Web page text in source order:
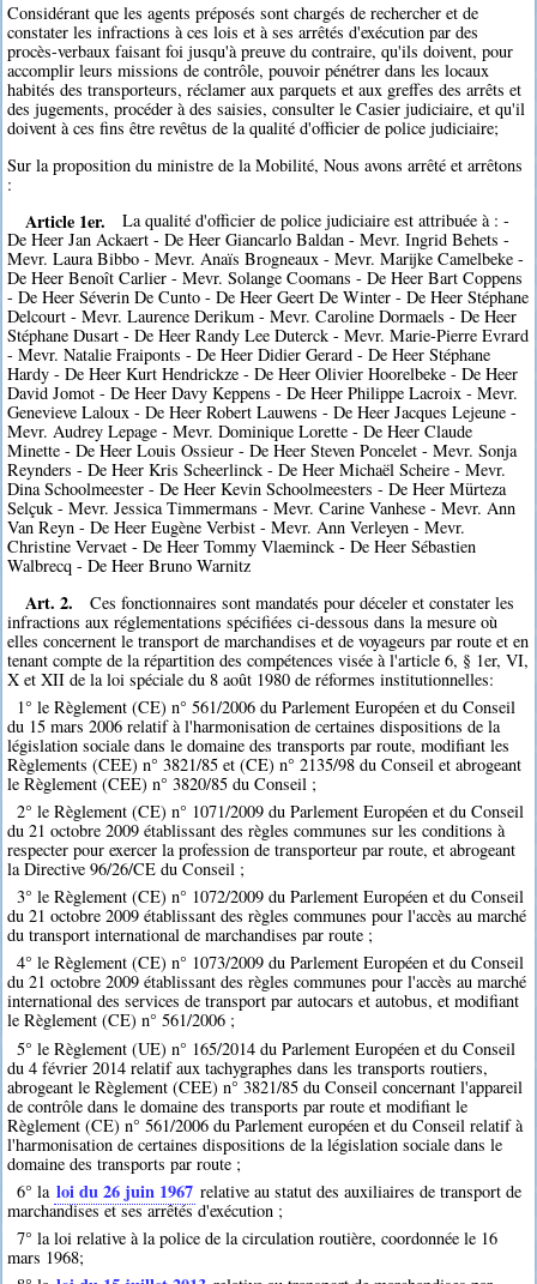
Considérant que les agents préposés sont chargés de rechercher et de
constater les infractions à ces lois et à ses arrêtés d'exécution par des
procès-verbaux faisant foi jusqu'à preuve du contraire, qu'ils doivent, pour
accomplir leurs missions de contrôle, pouvoir pénétrer dans les locaux
habités des transporteurs, réclamer aux parquets et aux greffes des arrêts et
des jugements, procéder à des saisies, consulter le Casier judiciaire, et qu'il
doivent à ces fins être revêtus de la qualité d'officier de police judiciaire;
Sur la proposition du ministre de la Mobilité, Nous avons arrêté et arrêtons
:
Article 1er.
La qualité d'officier de police judiciaire est attribuée à : -
De Heer Jan Ackaert - De Heer Giancarlo Baldan - Mevr. Ingrid Behets -
Mevr. Laura Bibbo - Mevr. Anaïs Brogneaux - Mevr. Marijke Camelbeke -
De Heer Benoît Carlier - Mevr. Solange Coomans - De Heer Bart Coppens
- De Heer Séverin De Cunto - De Heer Geert De Winter - De Heer Stéphane
Delcourt - Mevr. Laurence Derikum - Mevr. Caroline Dormaels - De Heer
Stéphane Dusart - De Heer Randy Lee Duterck - Mevr. Marie-Pierre Evrard
- Mevr. Natalie Fraiponts - De Heer Didier Gerard - De Heer Stéphane
Hardy - De Heer Kurt Hendrickze - De Heer Olivier Hoorelbeke - De Heer
David Jomot - De Heer Davy Keppens - De Heer Philippe Lacroix - Mevr.
Genevieve Laloux - De Heer Robert Lauwens - De Heer Jacques Lejeune -
Mevr. Audrey Lepage - Mevr. Dominique Lorette - De Heer Claude
Minette - De Heer Louis Ossieur - De Heer Steven Poncelet - Mevr. Sonja
Reynders - De Heer Kris Scheerlinck - De Heer Michaël Scheire - Mevr.
Dina Schoolmeester - De Heer Kevin Schoolmeesters - De Heer Mürteza
Selçuk - Mevr. Jessica Timmermans - Mevr. Carine Vanhese - Mevr. Ann
Van Reyn - De Heer Eugène Verbist - Mevr. Ann Verleyen - Mevr.
Christine Vervaet - De Heer Tommy Vlaeminck - De Heer Sébastien
Walbrecq - De Heer Bruno Warnitz
Art. 2.
Ces fonctionnaires sont mandatés pour déceler et constater les
infractions aux réglementations spécifiées ci-dessous dans la mesure où
elles concernent le transport de marchandises et de voyageurs par route et en
tenant compte de la répartition des compétences visée à l'article 6, § 1er, VI,
X et XII de la loi spéciale du 8 août 1980 de réformes institutionnelles:
1° le Règlement (CE) n° 561/2006 du Parlement Européen et du Conseil
du 15 mars 2006 relatif à l'harmonisation de certaines dispositions de la
législation sociale dans le domaine des transports par route, modifiant les
Règlements (CEE) n° 3821/85 et (CE) n° 2135/98 du Conseil et abrogeant
le Règlement (CEE) n° 3820/85 du Conseil ;
2° le Règlement (CE) n° 1071/2009 du Parlement Européen et du Conseil
du 21 octobre 2009 établissant des règles communes sur les conditions à
respecter pour exercer la profession de transporteur par route, et abrogeant
la Directive 96/26/CE du Conseil ;
3° le Règlement (CE) n° 1072/2009 du Parlement Européen et du Conseil
du 21 octobre 2009 établissant des règles communes pour l'accès au marché
du transport international de marchandises par route ;
4° le Règlement (CE) n° 1073/2009 du Parlement Européen et du Conseil
du 21 octobre 2009 établissant des règles communes pour l'accès au marché
international des services de transport par autocars et autobus, et modifiant
le Règlement (CE) n° 561/2006 ;
5° le Règlement (UE) n° 165/2014 du Parlement Européen et du Conseil
du 4 février 2014 relatif aux tachygraphes dans les transports routiers,
abrogeant le Règlement (CEE) n° 3821/85 du Conseil concernant l'appareil
de contrôle dans le domaine des transports par route et modifiant le
Règlement (CE) n° 561/2006 du Parlement européen et du Conseil relatif à
l'harmonisation de certaines dispositions de la législation sociale dans le
domaine des transports par route ;
6° la loi du 26 juin 1967 relative au statut des auxiliaires de transport de
marchandises et ses arrêtés d'exécution ;
7° la loi relative à la police de la circulation routière, coordonnée le 16
mars 1968;